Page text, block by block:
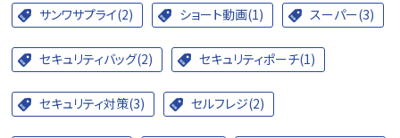
サンワサプライ(2) ショート動画(1) スーパー(3)
セキュリティバッグ(2) セキュリティポーチ(1)
セキュリティ対策(3) セルフレジ(2)